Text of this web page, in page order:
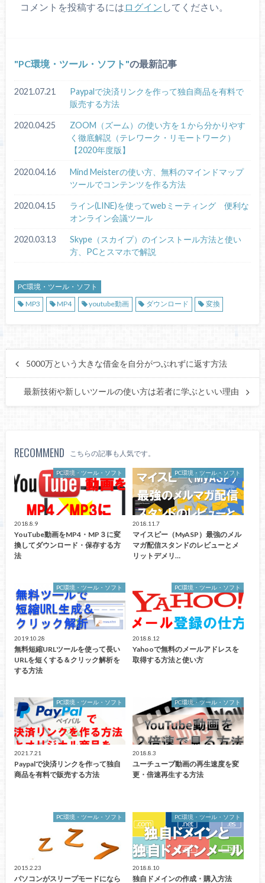
コメントを投稿するには ログイン してください。
PC環境・ツール・ソフト の最新記事
2021.07.21
Paypalで決済リンクを作って独自商品を有料で
販売する方法
2020.04.25
ZOOM（ズーム）の使い方を１から分かりやす
く徹底解説（テレワーク・リモートワーク）
【2020年度版】
2020.04.16
Mind Meisterの使い方、無料のマインドマップ
ツールでコンテンツを作る方法
2020.04.15
ライン(LINE)を使ってwebミーティング 便利な
オンライン会議ツール
2020.03.13
Skype（スカイプ）のインストール方法と使い
方、PCとスマホで解説
PC環境・ツール・ソフト
MP3
MP4 youtube動画 ダウンロード 変換
5000万という大きな借金を自分がつぶれずに返す方法
最新技術や新しいツールの使い方は若者に学ぶといい理由
RECOMMEND こちらの記事も人気です。
PC環境・ツール・ソフト
2018.8.9
YouTube動画をMP4・MP３に変
換してダウンロード・保存する方
法
PC環境・ツール・ソフト
2018.11.7
マイスピー（MyASP）最強のメル
マガ配信スタンドのレビューとメ
リットデメリ…
PC環境・ツール・ソフト
2019.10.28
無料短縮URLツールを使って長い
URLを短くする＆クリック解析を
する方法
PC環境・ツール・ソフト
2018.8.12
Yahooで無料のメールアドレスを
取得する方法と使い方
PC環境・ツール・ソフト
2021.7.21
Paypalで決済リンクを作って独自
商品を有料で販売する方法
PC環境・ツール・ソフト
2018.8.3
ユーチューブ動画の再生速度を変
更・倍速再生する方法
PC環境・ツール・ソフト
2015.2.23
パソコンがスリープモードになら
PC環境・ツール・ソフト
2018.8.10
独自ドメインの作成・購入方法